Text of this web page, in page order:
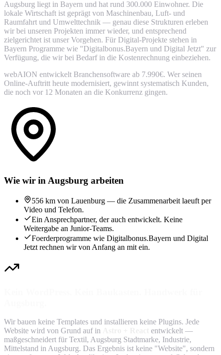
Augsburg liegt in Bayern und hat rund 300.000 Einwohner. Die
lokale Wirtschaft ist geprägt von Maschinenbau, Luft- und
Raumfahrt und Umwelttechnik — genau diese Strukturen erleben
wir bei unseren Projekten immer wieder, und entsprechend
zielgerichtet ist unser Vorgehen. Für Digital-Projekte stehen in
Bayern Programme wie "Digitalbonus.Bayern und Digital Jetzt" zur
Verfügung, die wir bei Bedarf in die Kostenrechnung einbeziehen.
webAION entwickelt Branchensoftware ab 7.990€. Wer seinen
Online-Auftritt heute modernisiert, gewinnt systematisch Kunden,
die noch vor 12 Monaten an die Konkurrenz gingen.
Wie wir in Augsburg arbeiten
556 km von Lauenburg — die Zusammenarbeit laeuft per
Video und Telefon.
Ein Ansprechpartner, der auch entwickelt. Keine
Weitergabe an Junior-Teams.
Foerderprogramme wie Digitalbonus.Bayern und Digital
Jetzt rechnen wir von Anfang an mit ein.
Wir bauen keine Templates und installieren keine Plugins. Jede
Website wird von Grund auf in
entwickelt —
maßgeschneidert für Textil, Augsburg Stadtmarke, Industrie,
Mittelstand in Augsburg. Das Ergebnis ist keine "Website", sondern